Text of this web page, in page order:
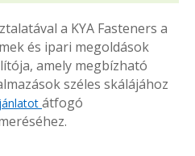
a KYA Fasteners a
és ipari megoldások
amely megbízható
széles skálájához
átfogó